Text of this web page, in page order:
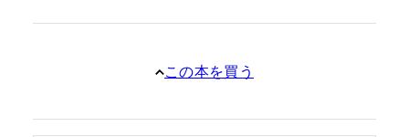
この本を買う